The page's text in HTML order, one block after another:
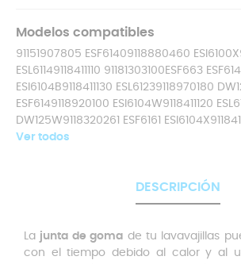
Modelos compatibles
91151907805 ESF61409118880460
ESL61149118411110 91181303100ESF663
ESI6104B9118411130 ESL61239118970180
ESF6149118920100 ESI6104W9118411120
DW125W9118320261 ESF6161
Ver todos
DESCRIPCIÓN
La junta de goma de tu lavavajillas
con el tiempo debido al calor y al